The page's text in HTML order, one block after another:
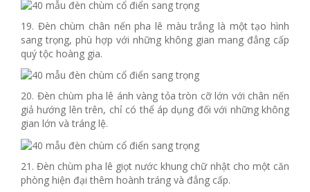
19. Đèn chùm chân nến pha lê màu trắng là một tạo hình
sang trọng, phù hợp với những không gian mang đẳng cấp
quý tộc hoàng gia.
20. Đèn chùm pha lê ánh vàng tỏa tròn cỡ lớn với chân nến
giả hướng lên trên, chỉ có thể áp dụng đối với những không
gian lớn và tráng lệ.
21. Đèn chùm pha lê giọt nước khung chữ nhật cho một căn
phòng hiện đại thêm hoành tráng và đẳng cấp.